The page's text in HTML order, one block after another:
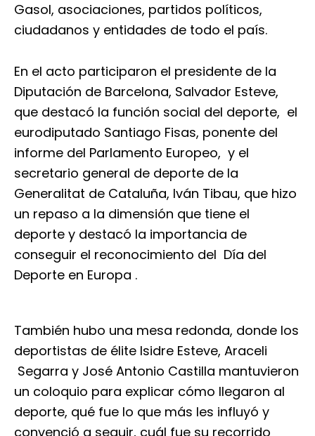
Gasol, asociaciones, partidos políticos,
ciudadanos y entidades de todo el país.
En el acto participaron el presidente de la
Diputación de Barcelona, ​​Salvador Esteve,
que destacó la función social del deporte, el
eurodiputado Santiago Fisas, ponente del
informe del Parlamento Europeo, y el
secretario general de deporte de la
Generalitat de Cataluña, Iván Tibau, que hizo
un repaso a la dimensión que tiene el
deporte y destacó la importancia de
conseguir el reconocimiento del Día del
Deporte en Europa .
También hubo una mesa redonda, donde los
deportistas de élite Isidre Esteve, Araceli
Segarra y José Antonio Castilla mantuvieron
un coloquio para explicar cómo llegaron al
deporte, qué fue lo que más les influyó y
convenció a seguir, cuál fue su recorrido